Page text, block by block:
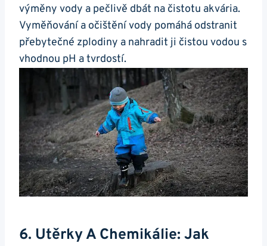
výměny‌ vody a pečlivě dbát na ​čistotu akvária.
Vyměňování a očištění vody pomáhá odstranit
přebytečné zplodiny​ a nahradit ‍ji čistou vodou s
vhodnou pH a tvrdostí.
6. Utěrky ⁤a Chemikálie: Jak